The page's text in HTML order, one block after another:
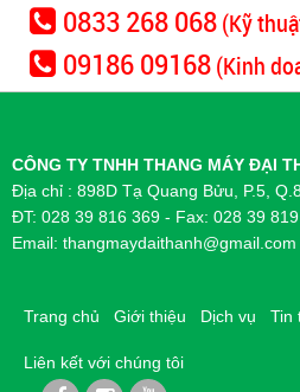
0833 268 068(Kỹ
09186 09168(Kinh
CÔNG TY TNHH THANG MÁY ĐẠI
Địa chỉ : 898D Tạ Quang Bửu, P.5,
ĐT: 028 39 816 369 - Fax: 028 39
Email: thangmaydaithanh@gmail.com
Trang chủ Giới thiệu Dịch vụ Tin
Liên kết với chúng tôi